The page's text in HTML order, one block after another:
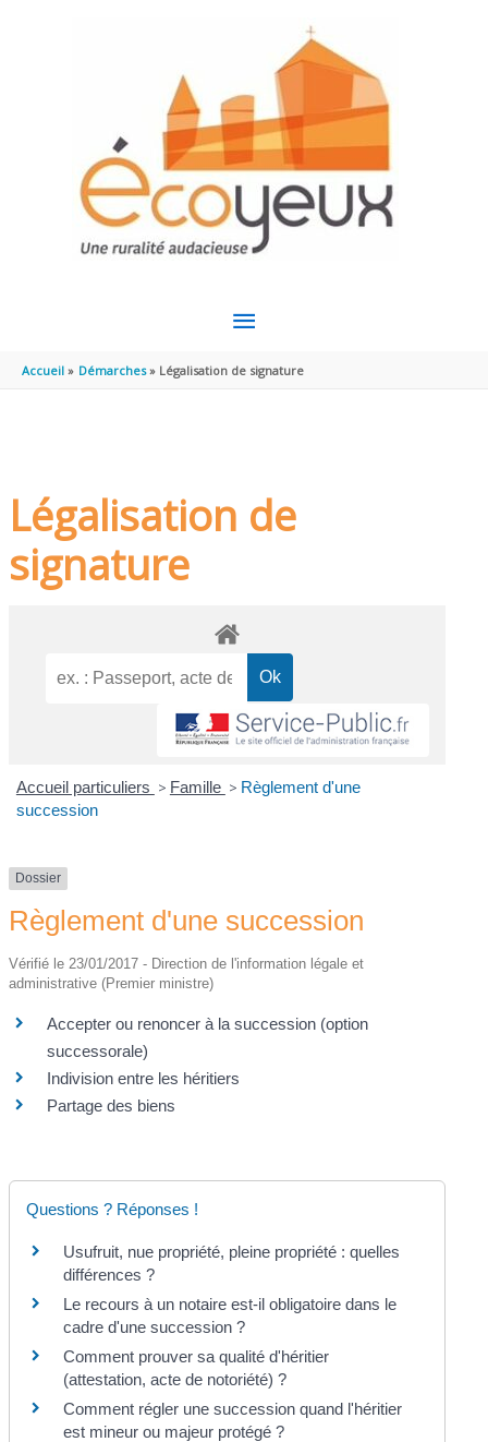
MENU
PRINCIPAL
Accueil Démarches Légalisation de signature
Légalisation de
signature
Accueil particuliers > Famille > Règlement d'une
succession
Dossier
Règlement d'une succession
Vérifié le 23/01/2017 - Direction de l'information légale et
administrative (Premier ministre)
Accepter ou renoncer à la succession (option
successorale)
Indivision entre les héritiers
Partage des biens
Questions ? Réponses !
Usufruit, nue propriété, pleine propriété : quelles
différences ?
Le recours à un notaire est-il obligatoire dans le
cadre d'une succession ?
Comment prouver sa qualité d'héritier
(attestation, acte de notoriété) ?
Comment régler une succession quand l'héritier
est mineur ou majeur protégé ?